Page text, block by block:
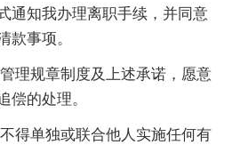
通知我办理离职手续，并同意
款事项。
理规章制度及上述承诺，愿意
偿的处理。
得单独或联合他人实施任何有